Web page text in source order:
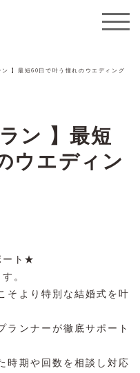
ン 】最短60日で叶う憧れのウエディング
ン 】最短
ウエディン
ート★
。
そより特別な結婚式を叶
ランナーが徹底サポート
時期や回数を相談し対応